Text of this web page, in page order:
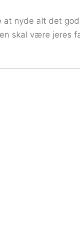
nyde alt det
skal være jeres